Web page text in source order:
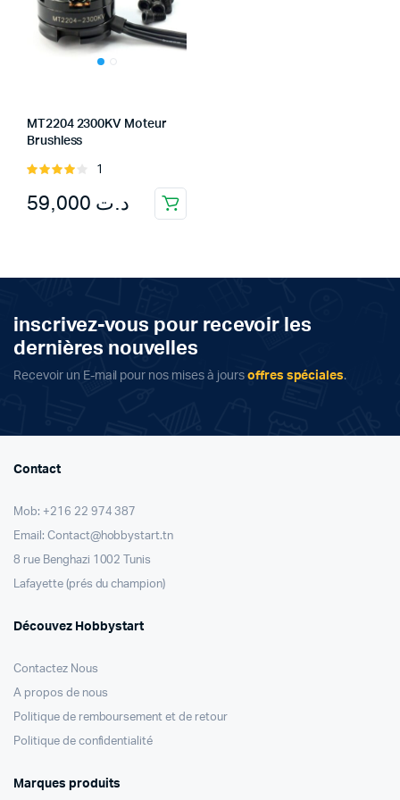
MT2204 2300KV Moteur
Brushless
Rated
of 5
1
د.ت
inscrivez-vous pour recevoir les
dernières nouvelles
Recevoir un E-mail pour nos mises à jours offres spéciales.
Contact
Mob: +216 22 974 387
Email: Contact@hobbystart.tn
8 rue Benghazi 1002 Tunis
Lafayette (prés du champion)
Découvez Hobbystart
Contactez Nous
A propos de nous
Politique de remboursement et de retour
Politique de confidentialité
Marques produits